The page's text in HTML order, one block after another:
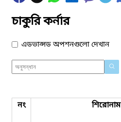
চাকুরি কর্নার
এডভান্সড অপশনগুলো দেখান
নং শিরোনাম